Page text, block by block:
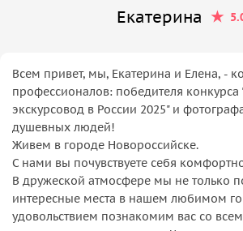
Екатерина
Всем привет, мы, Екатерина и Елена, -
профессионалов: победителя
экскурсовод в России 2025" и
душевных людей!
Живем в городе Новороссийске.
С нами вы почувствуете себя
В дружеской атмосфере мы не только
интересные места в нашем любимом
удовольствием познакомим вас со